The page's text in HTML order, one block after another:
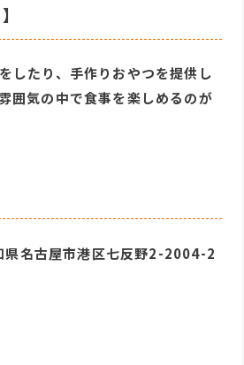
したり、手作りおやつを提供し
囲気の中で食事を楽しめるのが
名古屋市港区七反野2-2004-2